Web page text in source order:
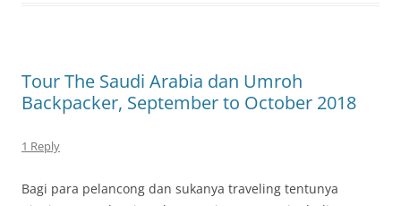
Tour The Saudi Arabia dan Umroh
Backpacker, September to October 2018
1 Reply
Bagi para pelancong dan sukanya traveling tentunya